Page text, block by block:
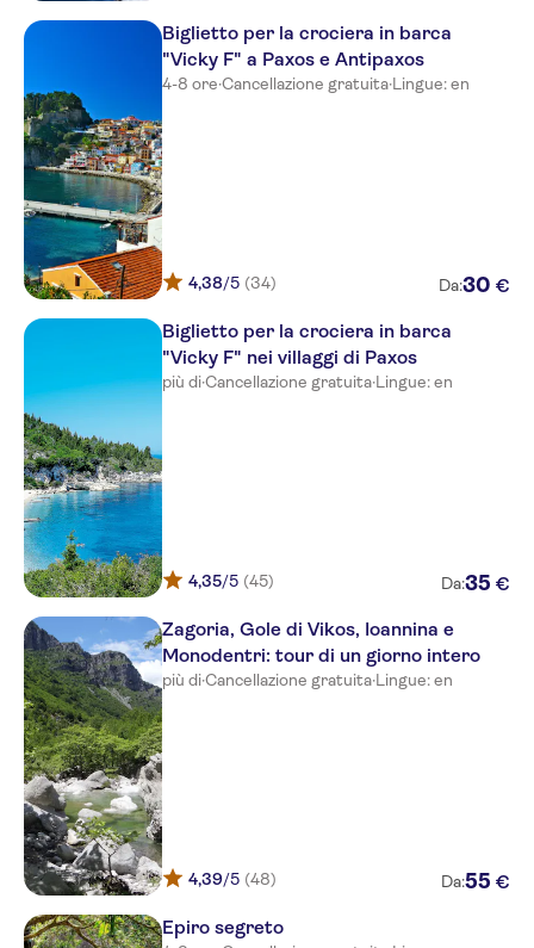
Zozefina Apartments
Sifakis House Parga
Parga Beach
Parga Suites
GOLDEN SUN APARTMENTS
Olympic Studios & Apartments
Adams Hotel
Casa Arkoudas
Filoxenia Sea view
ELENI APARTMENTS
AVISTA PARGA
Mara
Scarabeo Parga Hotel & Villas
Icons Experience
Ionion Beach Resort
Hotel 1800
Alfa
Terra Verde
Biglietto per la crociera in barca
"Vicky F" a Paxos e Antipaxos
4-8 ore·Cancellazione gratuita·Lingue: en
4,38/5 (34) Da:30 €
Biglietto per la crociera in barca
"Vicky F" nei villaggi di Paxos
più di·Cancellazione gratuita·Lingue: en
4,35/5 (45) Da:35 €
Zagoria, Gole di Vikos, Ioannina e
Monodentri: tour di un giorno intero
più di·Cancellazione gratuita·Lingue: en
4,39/5 (48) Da:55 €
Epiro segreto